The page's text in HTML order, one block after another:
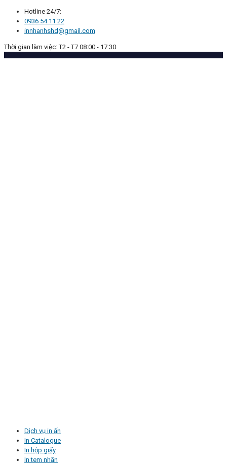
Hotline 24/7:
0936 54 11 22
innhanhshd@gmail.com
Thời gian làm việc: T2 - T7 08:00 - 17:30
Dịch vụ in ấn
In Catalogue
In hộp giấy
In tem nhãn